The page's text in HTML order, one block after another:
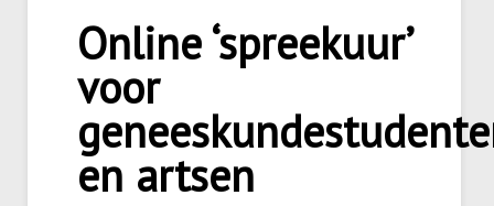
Online ‘spreekuur’
voor
en artsen